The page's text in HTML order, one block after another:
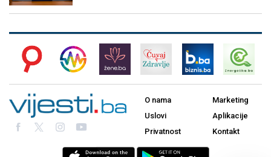
O nama
Uslovi
Privatnost
Marketing
Aplikacije
Kontakt